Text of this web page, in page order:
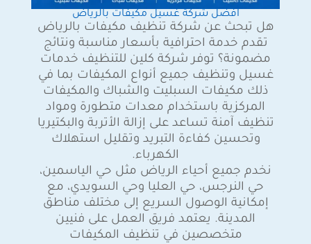
افضل شركة غسيل مكيفات بالرياض
هل تبحث عن شركة تنظيف مكيفات بالرياض
تقدم خدمة احترافية بأسعار مناسبة ونتائج
مضمونة؟ توفر شركة كلين للتنظيف خدمات
غسيل وتنظيف جميع أنواع المكيفات بما في
ذلك مكيفات السبليت والشباك والمكيفات
المركزية باستخدام معدات متطورة ومواد
تنظيف آمنة تساعد على إزالة الأتربة والبكتيريا
وتحسين كفاءة التبريد وتقليل استهلاك
الكهرباء.
نخدم جميع أحياء الرياض مثل حي الياسمين،
حي النرجس، حي العليا وحي السويدي، مع
إمكانية الوصول السريع إلى مختلف مناطق
المدينة. يعتمد فريق العمل على فنيين
متخصصين في تنظيف المكيفات